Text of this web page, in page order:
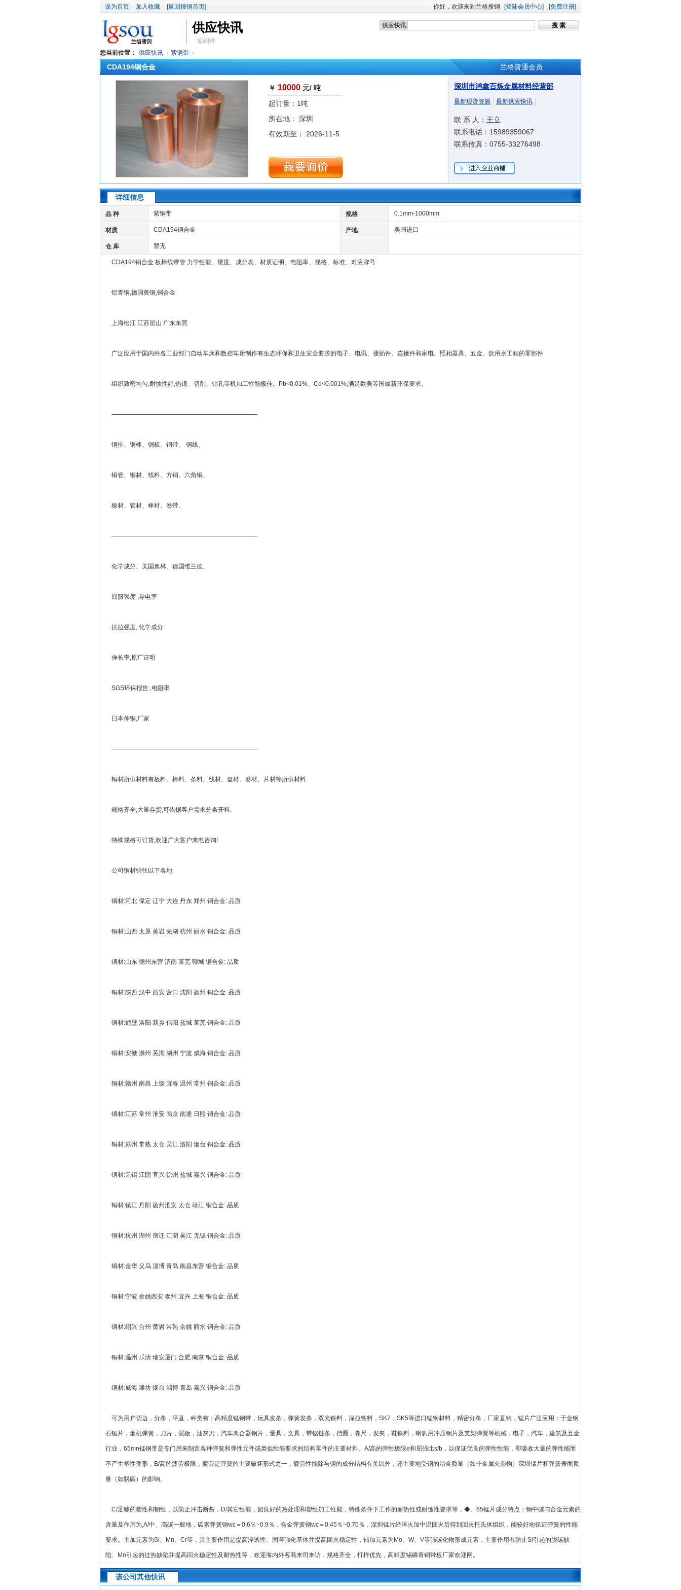
设为首页 加入收藏 [返回搜钢首页] 你好，欢迎来到兰格搜钢 [登陆会员中心] [免费注册]
供应快讯
紫铜带
您当前位置：
供应快讯 紫铜带
CDA194铜合金 兰格普通会员
￥ 10000 元/ 吨
起订量：1吨
所在地： 深圳
有效期至： 2026-11-5
深圳市鸿鑫百炼金属材料经营部
最新现货资源 最新供应快讯
联 系 人： 王立
联系电话：15989359067
联系传真：0755-33276498
详细信息
品 种 紫铜带 规格 0.1mm-1000mm
材质 CDA194铜合金 产地 美国进口
仓 库 暂无
CDA194铜合金 板棒线带管 力学性能、硬度、成分表、材质证明、电阻率、规格、标准、对应牌号
铝青铜,德国黄铜,铜合金
上海松江 江苏昆山 广东东莞
广泛应用于国内外各工业部门自动车床和数控车床制作有生态环保和卫生安全要求的电子、电讯、接插件、连接件和家电、照相器具、五金、饮用水工程的零部件
组织致密均匀,耐蚀性好,热锻、切削、钻孔等机加工性能极佳。Pb<0.01%、Cd<0.001%,满足欧美等国最新环保要求。
————————————————————————
铜排、铜棒、铜板、铜带、 铜线、
铜管、铜材、线料、方铜、六角铜、
板材、管材、棒材、卷带、
————————————————————————
化学成分、美国奥林、德国维兰德、
屈服强度 ,导电率
抗拉强度, 化学成分
伸长率,原厂证明
SGS环保报告 ,电阻率
日本伸铜,厂家
————————————————————————
铜材所供材料有板料、棒料、条料、线材、盘材、卷材、片材等所供材料
规格齐全,大量存货,可依据客户需求分条开料,
特殊规格可订货,欢迎广大客户来电咨询!
公司铜材销往以下各地:
铜材:河北 保定 辽宁 大连 丹东 郑州 铜合金: 品质
铜材:山西 太原 黄岩 芜湖 杭州 丽水 铜合金: 品质
铜材:山东 德州东营 济南 莱芜 聊城 铜合金: 品质
铜材:陕西 汉中 西安 营口 沈阳 扬州 铜合金: 品质
铜材:鹤壁 洛阳 新乡 信阳 盐城 莱芜 铜合金: 品质
铜材:安徽 滁州 芜湖 湖州 宁波 威海 铜合金: 品质
铜材:赣州 南昌 上饶 宜春 温州 常州 铜合金: 品质
铜材:江苏 常州 淮安 南京 南通 日照 铜合金: 品质
铜材:苏州 常熟 太仓 吴江 洛阳 烟台 铜合金: 品质
铜材:无锡 江阴 宜兴 徐州 盐城 嘉兴 铜合金: 品质
铜材:镇江 丹阳 扬州淮安 太仓 靖江 铜合金: 品质
铜材:杭州 湖州 宿迁 江阴 吴江 无锡 铜合金: 品质
铜材:金华 义乌 淄博 青岛 南昌东营 铜合金: 品质
铜材:宁波 余姚西安 泰州 宜兴 上海 铜合金: 品质
铜材:绍兴 台州 黄岩 常熟 余姚 丽水 铜合金: 品质
铜材:温州 乐清 瑞安厦门 合肥 南京 铜合金: 品质
铜材:威海 潍坊 烟台 淄博 青岛 嘉兴 铜合金: 品质
可为用户切边，分条，平直，种类有：高精度锰钢带，玩具发条，弹簧发条，双光铁料，深拉铁料，SK7，SK5等进口锰钢材料，精密分条，厂家直销，锰片广泛应用：于金钢
石锯片，烟机弹簧，刀片，泥板，油灰刀，汽车离合器钢片，量具，文具，带锯链条，挡圈，卷尺，发夹，鞋铁料，喇叭用冲压钢片及支架弹簧等机械，电子，汽车，建筑及五金
行业，65mn锰钢带是专门用来制造各种弹簧和弹性元件或类似性能要求的结构零件的主要材料。A/高的弹性极限e和屈强比s/b，以保证优良的弹性性能，即吸收大量的弹性能而
不产生塑性变形，B/高的疲劳极限，疲劳是弹簧的主要破坏形式之一，疲劳性能除与钢的成分结构有关以外，还主要地受钢的冶金质量（如非金属夹杂物）深圳锰片和弹簧表面质
量（如脱碳）的影响。
C/足够的塑性和韧性，以防止冲击断裂，D/其它性能，如良好的热处理和塑性加工性能，特殊条件下工作的耐热性或耐蚀性要求等，◆、65锰片成分特点：钢中碳与合金元素的
含量及作用为,A/中、高碳一般地，碳素弹簧钢wc＝0.6％~0.9％，合金弹簧钢wc＝0.45％~0.70％，深圳锰片经淬火加中温回火后得到回火托氏体组织，能较好地保证弹簧的性能
要求。主加元素为Si、Mn、Cr等，其主要作用是提高淬透性、固溶强化基体并提高回火稳定性，辅加元素为Mo、W、V等强碳化物形成元素，主要作用有防止Si引起的脱碳缺
陷、Mn引起的过热缺陷并提高回火稳定性及耐热性等，欢迎海内外客商来司来访，规格齐全，打样优先，高精度锡磷青铜带板厂家欢迎网。
该公司其他快讯